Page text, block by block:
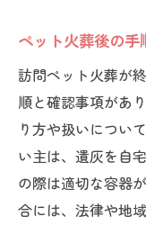
成功する
ペット火
火葬後の
ペット火葬後の手
訪問ペット火葬が
順と確認事項があ
り方や扱いについ
い主は、遺灰を自
の際は適切な容器
合には、法律や地